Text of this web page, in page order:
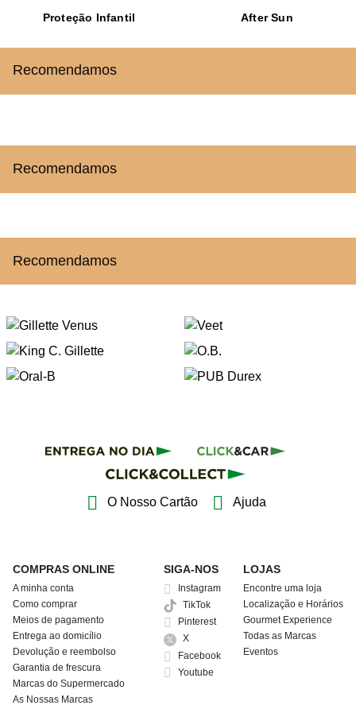
Proteção Infantil After Sun
Recomendamos
Recomendamos
Recomendamos
O Nosso Cartão Ajuda
COMPRAS ONLINE
A minha conta
Como comprar
Meios de pagamento
Entrega ao domicílio
Devolução e reembolso
Garantia de frescura
Marcas do Supermercado
As Nossas Marcas
SIGA-NOS
Instagram
TikTok
Pinterest
X
Facebook
Youtube
LOJAS
Encontre uma loja
Localização e Horários
Gourmet Experience
Todas as Marcas
Eventos